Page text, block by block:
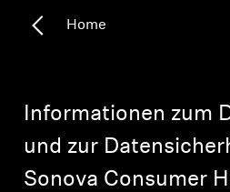
Kopfhörer-Ersatzteile &
Hearing
Hearing
Home
Informationen zum
und zur
Sonova Consumer